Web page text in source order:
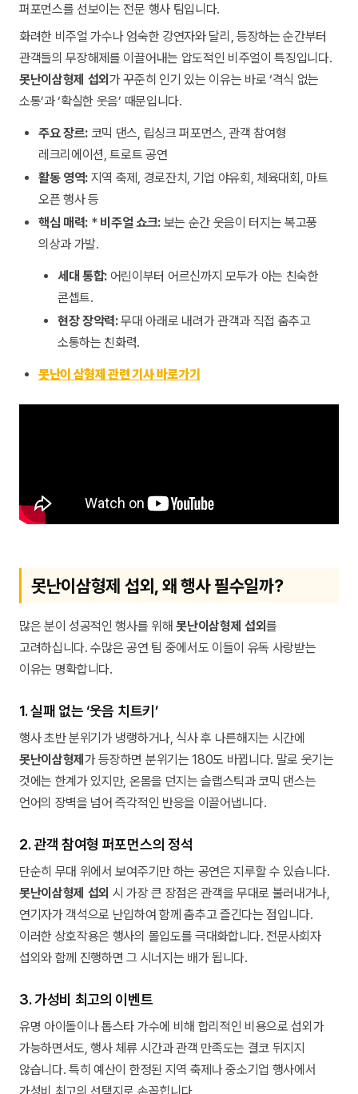
퍼포먼스를 선보이는 전문 행사 팀입니다.
화려한 비주얼 가수나 엄숙한 강연자와 달리, 등장하는 순간부터
관객들의 무장해제를 이끌어내는 압도적인 비주얼이 특징입니다.
못난이삼형제 섭외가 꾸준히 인기 있는 이유는 바로 ‘격식 없는
소통’과 ‘확실한 웃음’ 때문입니다.
주요 장르: 코믹 댄스, 립싱크 퍼포먼스, 관객 참여형
레크리에이션, 트로트 공연
활동 영역: 지역 축제, 경로잔치, 기업 야유회, 체육대회, 마트
오픈 행사 등
핵심 매력: * 비주얼 쇼크:보는 순간 웃음이 터지는 복고풍
의상과 가발.
세대 통합: 어린이부터 어르신까지 모두가 아는 친숙한
콘셉트.
현장 장악력:무대 아래로 내려가 관객과 직접 춤추고
소통하는 친화력.
못난이 삼형제 관련 기사 바로가기
못난이삼형제 섭외, 왜 행사 필수일까?
많은 분이 성공적인 행사를 위해못난이삼형제 섭외를
고려하십니다. 수많은 공연 팀 중에서도 이들이 유독 사랑받는
이유는 명확합니다.
1. 실패 없는 ‘웃음 치트키’
행사 초반 분위기가 냉랭하거나, 식사 후 나른해지는 시간에
못난이삼형제가 등장하면 분위기는 180도 바뀝니다. 말로 웃기는
것에는 한계가 있지만, 온몸을 던지는 슬랩스틱과 코믹 댄스는
언어의 장벽을 넘어 즉각적인 반응을 이끌어냅니다.
2. 관객 참여형 퍼포먼스의 정석
단순히 무대 위에서 보여주기만 하는 공연은 지루할 수 있습니다.
못난이삼형제 섭외 시 가장 큰 장점은 관객을 무대로 불러내거나,
연기자가 객석으로 난입하여 함께 춤추고 즐긴다는 점입니다.
이러한 상호작용은 행사의 몰입도를 극대화합니다. 전문사회자
섭외와 함께 진행하면 그 시너지는 배가 됩니다.
3. 가성비 최고의 이벤트
유명 아이돌이나 톱스타 가수에 비해 합리적인 비용으로 섭외가
가능하면서도, 행사 체류 시간과 관객 만족도는 결코 뒤지지
않습니다. 특히 예산이 한정된 지역 축제나 중소기업 행사에서